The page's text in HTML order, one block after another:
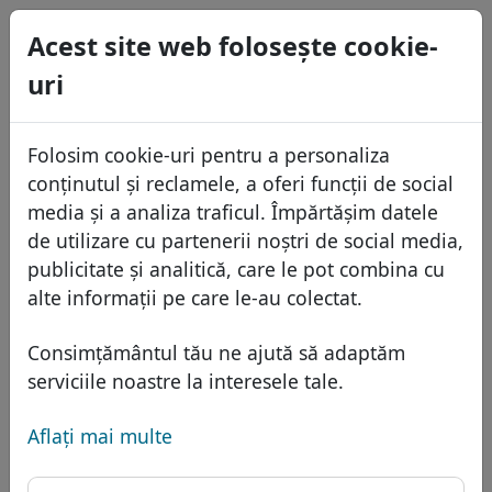
Acest site web foloseşte cookie-
uri
Folosim cookie-uri pentru a personaliza
conținutul și reclamele, a oferi funcții de social
media și a analiza traficul. Împărtășim datele
de utilizare cu partenerii noștri de social media,
publicitate și analitică, care le pot combina cu
alte informații pe care le-au colectat.
Consimțământul tău ne ajută să adaptăm
serviciile noastre la interesele tale.
Aflaţi mai multe
Domenii
Baza domeniilor
Domenii africane
Domenii asiatice
Domenii europene
Domeniile din Orientul Mijlociu
Lista de preţuri
Reduceri
Transfer
Caută
Protecţia ID
Gazduire DNS
FAQ
USD
EUR
GBP
Español
Français
Italiano
Português
Eesti
Domeniu .phone -